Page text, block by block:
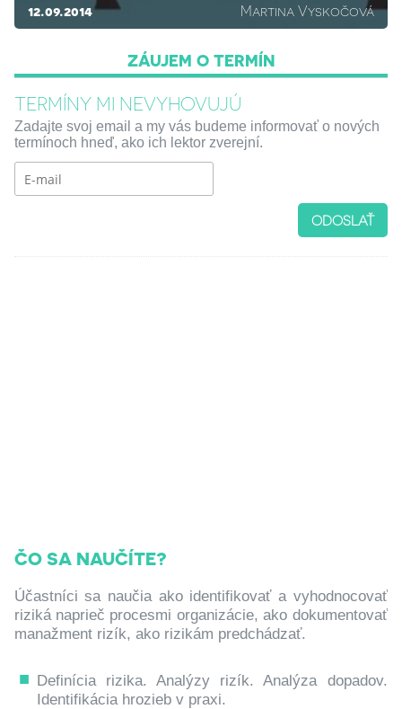
12.09.2014 Martina Vyskočová
ZÁUJEM O TERMÍN
TERMÍNY MI NEVYHOVUJÚ
Zadajte svoj email a my vás budeme informovať o nových
termínoch hneď, ako ich lektor zverejní.
ODOSLAŤ
ČO SA NAUČÍTE?
Účastníci sa naučia ako identifikovať a vyhodnocovať
riziká naprieč procesmi organizácie, ako dokumentovať
manažment rizík, ako rizikám predchádzať.
Definícia rizika. Analýzy rizík. Analýza dopadov.
Identifikácia hrozieb v praxi.